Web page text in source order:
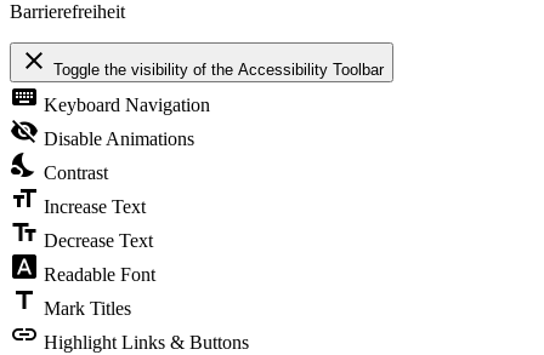
Barrierefreiheit
close Toggle the visibility of the Accessibility Toolbar
keyboard Keyboard Navigation
visibility_off Disable Animations
nights_stay Contrast
format_size Increase Text
text_fields Decrease Text
font_download Readable Font
title Mark Titles
link Highlight Links & Buttons